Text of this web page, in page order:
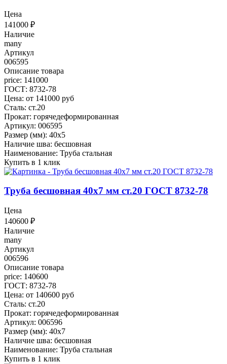
Цена
141000 ₽
Наличие
many
Артикул
006595
Описание товара
price: 141000
ГОСТ: 8732-78
Цена: от 141000 руб
Сталь: ст.20
Прокат: горячедеформированная
Артикул: 006595
Размер (мм): 40x5
Наличие шва: бесшовная
Наименование: Труба стальная
Купить в 1 клик
Труба бесшовная 40x7 мм ст.20 ГОСТ 8732-78
Цена
140600 ₽
Наличие
many
Артикул
006596
Описание товара
price: 140600
ГОСТ: 8732-78
Цена: от 140600 руб
Сталь: ст.20
Прокат: горячедеформированная
Артикул: 006596
Размер (мм): 40x7
Наличие шва: бесшовная
Наименование: Труба стальная
Купить в 1 клик